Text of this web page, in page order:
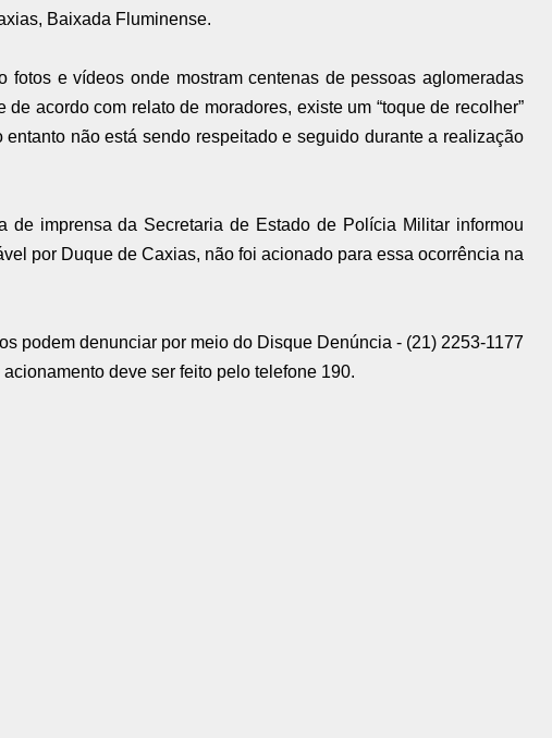
Baixada Fluminense.
fotos e vídeos onde mostram centenas de pessoas aglomeradas
acordo com relato de moradores, existe um “toque de recolher”
não está sendo respeitado e seguido durante a realização
de imprensa da Secretaria de Estado de Polícia Militar informou
por Duque de Caxias, não foi acionado para essa ocorrência na
podem denunciar por meio do Disque Denúncia - (21) 2253-1177
deve ser feito pelo telefone 190.